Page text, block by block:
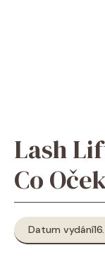
Lash
Co
Datum vydání